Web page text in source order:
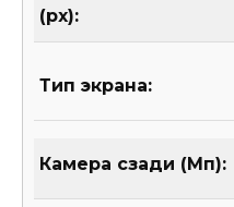
(px):
Тип экрана:
Камера сзади (Мп):